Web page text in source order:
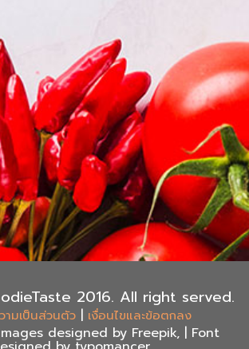
2016. All right served.
ามเป็นส่วนตัว | เงื่อนไขและข้อตกลง
designed by Freepik, | Font